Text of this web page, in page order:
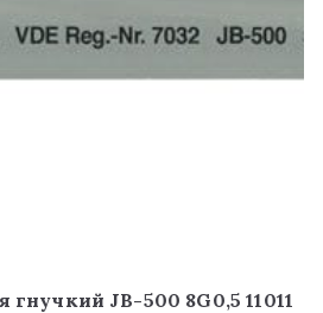
гнучкий JB-500 8G0,5 11011